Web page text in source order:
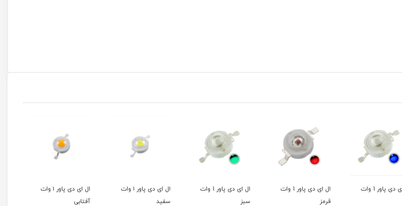
ال ای دی پاور 1 وات
ال ای دی پاور 1 وات
قرمز
ال ای دی پاور 1 وات
سبز
ال ای دی پاور ۱ وات
سفید
ال ای دی پاور ۱ وات
آفتابی